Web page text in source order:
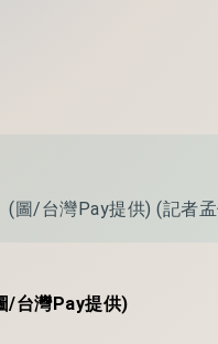
圖/台灣Pay提供) (記者
/台灣Pay提供)